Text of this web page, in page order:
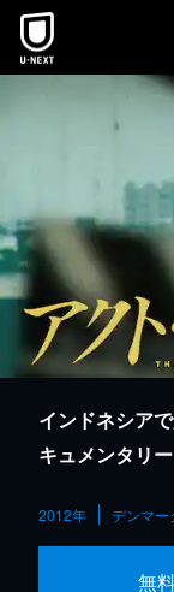
本文へスキップ
インドネシア
キュメンタリー
2012年 デンマー
無